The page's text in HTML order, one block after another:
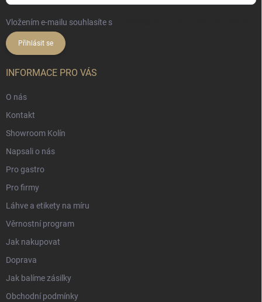
Vložením e-mailu souhlasíte s
Přihlásit se
INFORMACE PRO VÁS
O nás
Kontakt
Showroom Kolín
Napsali o nás
Pro gastro
Pro firmy
Láhve a etikety na míru
Věrnostní program
Jak nakupovat
Doprava
Jak balíme zásilky
Obchodní podmínky